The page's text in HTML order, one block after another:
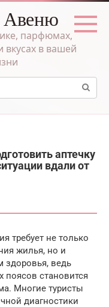
парфюмах,
вкусах в вашей
аптечку
вдали от
требует не только
жилья, но и
здоровья, ведь
поясов становится
Многие туристы
диагностики